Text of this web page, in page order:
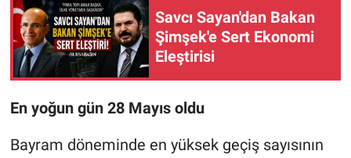
Savcı Sayan'dan Bakan
Şimşek'e Sert Ekonomi
Eleştirisi
En yoğun gün 28 Mayıs oldu
Bayram döneminde en yüksek geçiş sayısının